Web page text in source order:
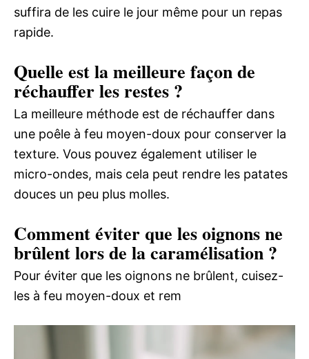
suffira de les cuire le jour même pour un repas
rapide.
Quelle est la meilleure façon de
réchauffer les restes ?
La meilleure méthode est de réchauffer dans
une poêle à feu moyen-doux pour conserver la
texture. Vous pouvez également utiliser le
micro-ondes, mais cela peut rendre les patates
douces un peu plus molles.
Comment éviter que les oignons ne
brûlent lors de la caramélisation ?
Pour éviter que les oignons ne brûlent, cuisez-
les à feu moyen-doux et rem